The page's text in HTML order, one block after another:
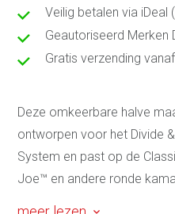
Veilig betalen via iDeal
Geautoriseerd Merken
Gratis verzending
Deze omkeerbare halve
ontworpen voor het Divide
System en past op de
Joe™ en andere ronde